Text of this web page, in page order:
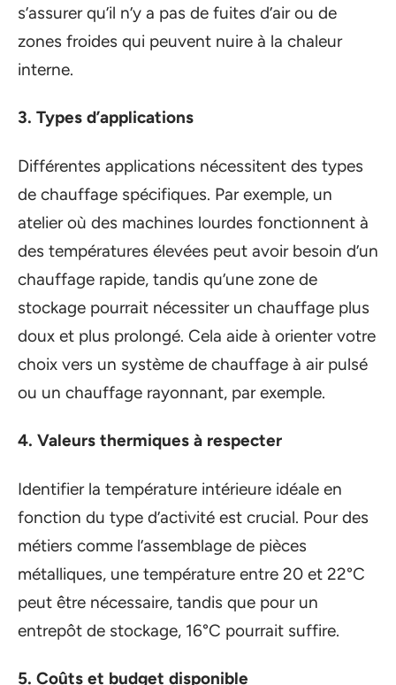
s’assurer qu’il n’y a pas de fuites d’air ou de
zones froides qui peuvent nuire à la chaleur
interne.
3. Types d’applications
Différentes applications nécessitent des types
de chauffage spécifiques. Par exemple, un
atelier où des machines lourdes fonctionnent à
des températures élevées peut avoir besoin d’un
chauffage rapide, tandis qu’une zone de
stockage pourrait nécessiter un chauffage plus
doux et plus prolongé. Cela aide à orienter votre
choix vers un système de chauffage à air pulsé
ou un chauffage rayonnant, par exemple.
4. Valeurs thermiques à respecter
Identifier la température intérieure idéale en
fonction du type d’activité est crucial. Pour des
métiers comme l’assemblage de pièces
métalliques, une température entre 20 et 22°C
peut être nécessaire, tandis que pour un
entrepôt de stockage, 16°C pourrait suffire.
5. Coûts et budget disponible